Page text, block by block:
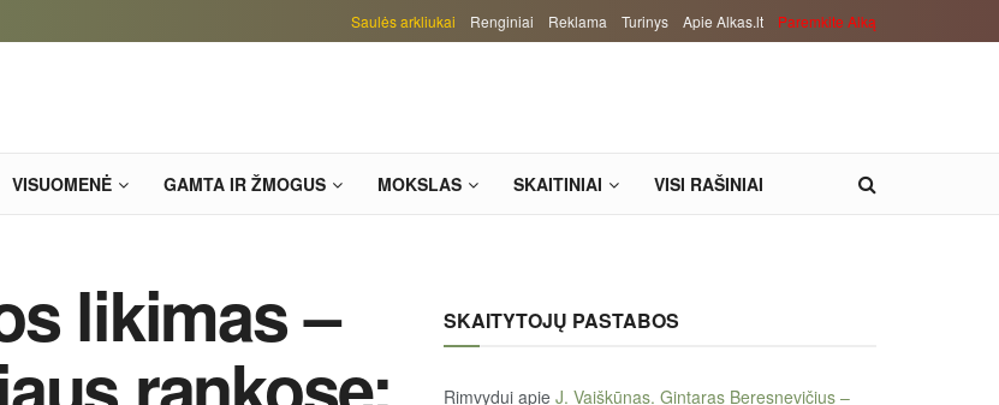
Saulės arkliukai Renginiai Reklama Turinys Apie Alkas.lt Paremkite Alką
VISUOMENĖ GAMTA IR ŽMOGUS MOKSLAS SKAITINIAI VISI RAŠINIAI
likimas – SKAITYTOJŲ PASTABOS
Rimvydui apie J. Vaiškūnas. Gintaras Beresnevičius –